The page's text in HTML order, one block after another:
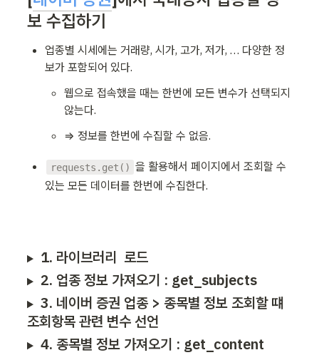
보 수집하기
업종별 시세에는 거래량, 시가, 고가, 저가, … 다양한 정
보가 포함되어 있다.
웹으로 접속했을 때는 한번에 모든 변수가 선택되지
않는다.
⇒ 정보를 한번에 수집할 수 없음.
requests.get() 을 활용해서 페이지에서 조회할 수
있는 모든 데이터를 한번에 수집한다.
1. 라이브러리  로드
2. 업종 정보 가져오기 : get_subjects
3. 네이버 증권 업종 > 종목별 정보 조회할 떄
조회항목 관련 변수 선언
4. 종목별 정보 가져오기 : get_content